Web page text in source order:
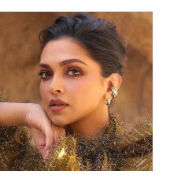
Next Article